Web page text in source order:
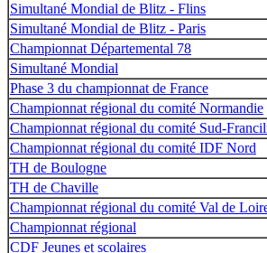
Simultané Mondial de Blitz - Flins
Simultané Mondial de Blitz - Paris
Championnat Départemental 78
Simultané Mondial
Phase 3 du championnat de France
Championnat régional du comité Normandie
Championnat régional du comité Sud-
Championnat régional du comité IDF Nord
TH de Boulogne
TH de Chaville
Championnat régional du comité Val de
Championnat régional
CDF Jeunes et scolaires